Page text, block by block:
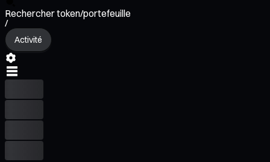
Rechercher token/portefeuille
/
Activité